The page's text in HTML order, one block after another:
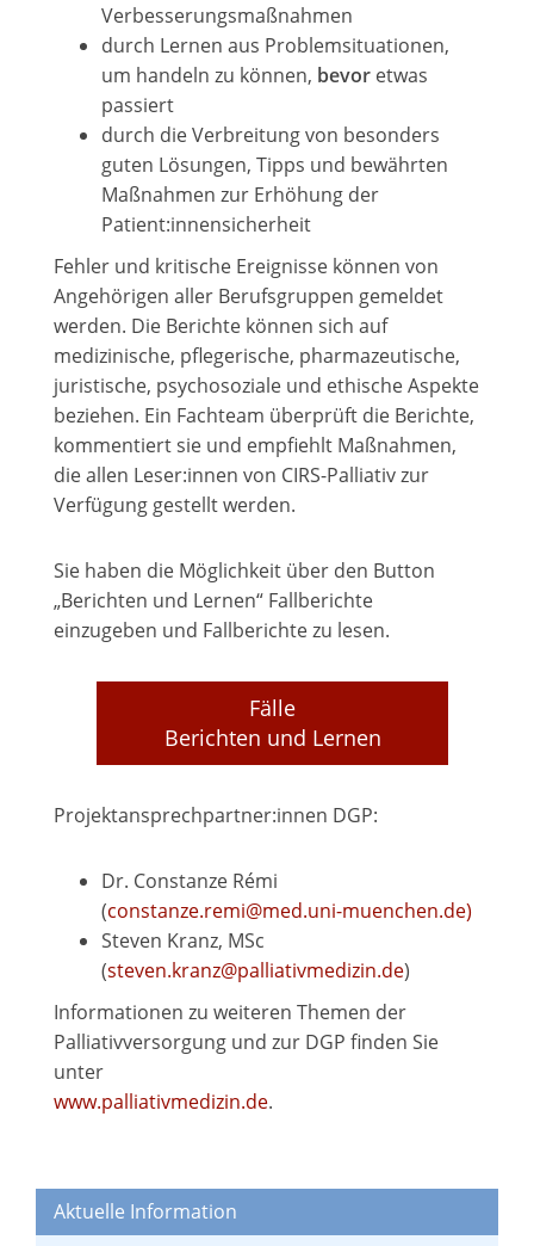
Verbesserungsmaßnahmen
durch Lernen aus Problemsituationen,
um handeln zu können, bevor etwas
passiert
durch die Verbreitung von besonders
guten Lösungen, Tipps und bewährten
Maßnahmen zur Erhöhung der
Patient:innensicherheit
Fehler und kritische Ereignisse können von
Angehörigen aller Berufsgruppen gemeldet
werden. Die Berichte können sich auf
medizinische, pflegerische, pharmazeutische,
juristische, psychosoziale und ethische Aspekte
beziehen. Ein Fachteam überprüft die Berichte,
kommentiert sie und empfiehlt Maßnahmen,
die allen Leser:innen von CIRS-Palliativ zur
Verfügung gestellt werden.
Sie haben die Möglichkeit über den Button
„Berichten und Lernen“ Fallberichte
einzugeben und Fallberichte zu lesen.
Fälle
Berichten und Lernen
Projektansprechpartner:innen DGP:
Dr. Constanze Rémi
(constanze.remi@med.uni-muenchen.de)
Steven Kranz, MSc
(steven.kranz@palliativmedizin.de)
Informationen zu weiteren Themen der
Palliativversorgung und zur DGP finden Sie
unter
www.palliativmedizin.de.
Aktuelle Information